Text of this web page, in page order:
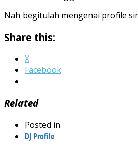
Nah begitulah mengenai profile
Share this:
X
Facebook
Related
Posted in
DJ Profile